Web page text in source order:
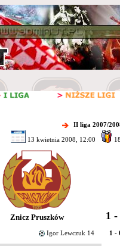
II liga 2007/
13 kwietnia 2008, 12:00
Znicz Pruszków 1 -
Igor Lewczuk 14 1 -